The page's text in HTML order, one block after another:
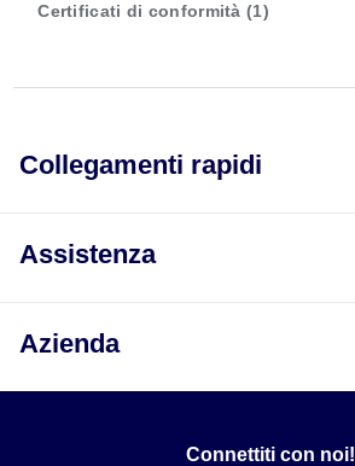
acciaio inox 17-4 PH
Certificati di conformità (1)
Collegamenti rapidi
Assistenza
Azienda
Connettiti con noi!